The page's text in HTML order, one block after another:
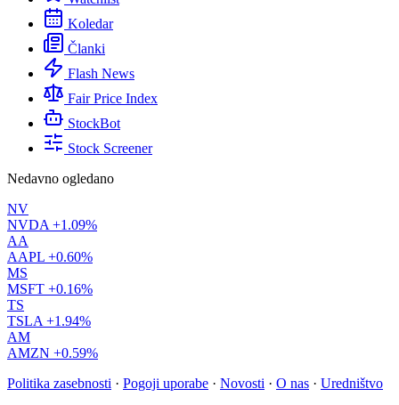
Koledar
Članki
Flash News
Fair Price Index
StockBot
Stock Screener
Nedavno ogledano
NV
NVDA +1.09%
AA
AAPL +0.60%
MS
MSFT +0.16%
TS
TSLA +1.94%
AM
AMZN +0.59%
Politika zasebnosti · Pogoji uporabe · Novosti · O nas · Uredništvo